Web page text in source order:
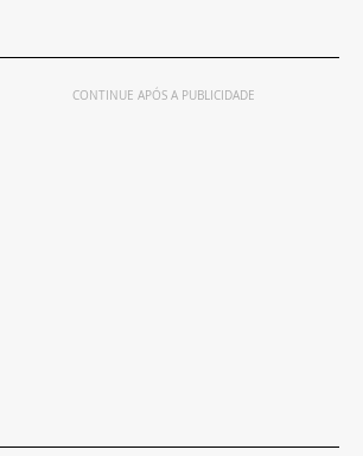
CONTINUE APÓS A PUBLICIDADE